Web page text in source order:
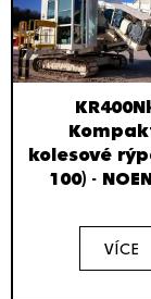
kolesové
100) -
VÍCE